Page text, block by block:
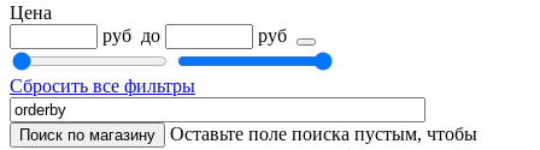
Цена
руб до руб
Сбросить все фильтры
Оставьте поле поиска пустым, чтобы